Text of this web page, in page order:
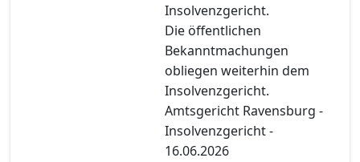
Insolvenzgericht.
Die öffentlichen
Bekanntmachungen
obliegen weiterhin dem
Insolvenzgericht.
Amtsgericht Ravensburg -
Insolvenzgericht -
16.06.2026